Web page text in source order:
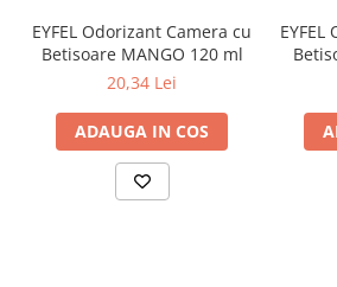
proaspata!
– La amplasare va rugam sa fiti atenti ca
sa nu intre in contact cu suprafete lacuite
pot fi deteriorate!
– A se pastra la temperaturi intre 5-30
– Nu expuneti la lumina directa a soarelui!
EYFEL Odorizant Camera cu
Betisoare MANGO 120 ml
20,34 Lei
ADAUGA IN COS